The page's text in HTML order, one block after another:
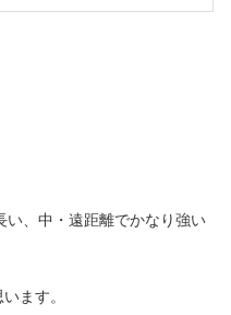
い、中・遠距離でかなり強い
ます。